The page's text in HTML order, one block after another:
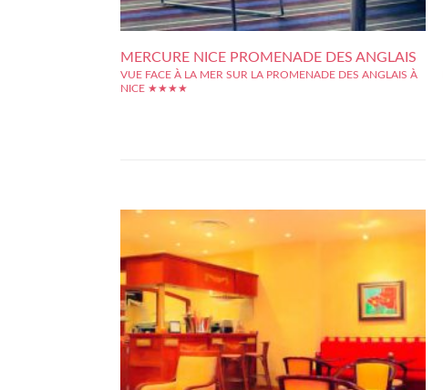
MERCURE NICE PROMENADE DES ANGLAIS
VUE FACE À LA MER SUR LA PROMENADE DES ANGLAIS À
NICE ★★★★